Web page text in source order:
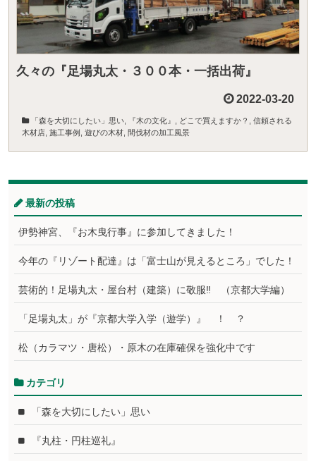
久々の『足場丸太・３００本・一括出荷』
2022-03-20
「森を大切にしたい」思い 『木の文化』 どこで買えますか？
信頼される
木材店 施工事例 遊びの木材 間伐材の加工風景
最新の投稿
伊勢神宮、『お木曳行事』に参加してきました！
今年の『リゾート配達』は「富士山が見えるところ」でした！
芸術的！足場丸太・屋台村（建築）に敬服‼ （京都大学編）
「足場丸太」が『京都大学入学（遊学）』 ！ ？
松（カラマツ・唐松）・原木の在庫確保を強化中です
カテゴリ
「森を大切にしたい」思い
『丸柱・円柱巡礼』